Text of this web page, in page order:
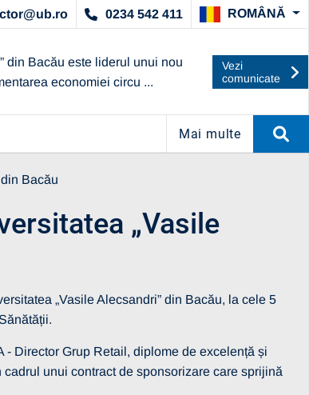
ANUNȚ IMPORTANT: UBc A
DE ARACISPARTENERI – OPERATORI ECONOMICI
0234 542 411 ROMÂNĂ
din Bacău este liderul unui nou
economiei circu ...
Vezi
comunicate
Mai multe
Bacău
„Vasile
„Vasile Alecsandri” din Bacău, la cele 5
Director Grup Retail, diplome de excelență și
unui contract de sponsorizare care sprijină